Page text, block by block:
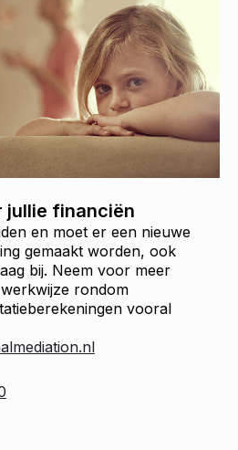
jullie financiën
en moet er een nieuwe
gemaakt worden, ook
bij. Neem voor meer
rondom
vooral